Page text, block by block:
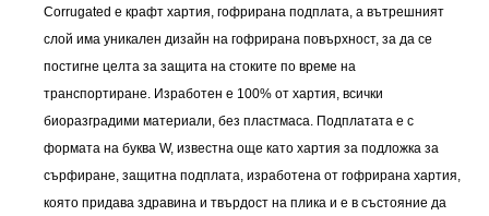
Corrugated е крафт хартия, гофрирана подплата, а вътрешният
слой има уникален дизайн на гофрирана повърхност, за да се
постигне целта за защита на стоките по време на
транспортиране. Изработен е 100% от хартия, всички
биоразградими материали, без пластмаса. Подплатата е с
формата на буква W, известна още като хартия за подложка за
сърфиране, защитна подплата, изработена от гофрирана хартия,
която придава здравина и твърдост на плика и е в състояние да